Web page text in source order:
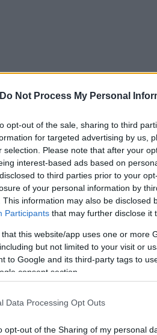
Do Not Process My Personal
opt-out of the sale, sharing to third
for targeted advertising by us,
selection. Please note that after your
interest-based ads based on
to third parties prior to your
of your personal information by
This information may also be disclosed
Participants that may further disclose it
that this website/app uses one or more
but not limited to your visit or
to Google and its third-party tags to
consent section.
Data Processing Opt Outs
opt-out of the Sharing of my personal
παγίδα του
προσωπική διαφορά 42 €